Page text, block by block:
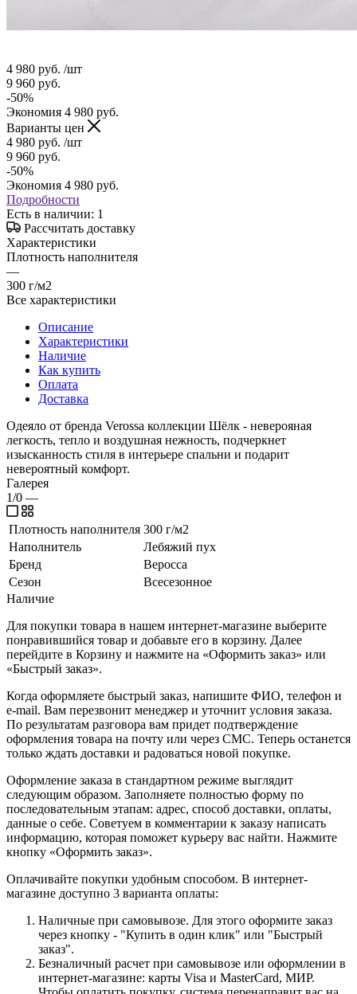
4 980 руб. /шт
9 960 руб.
-50%
Экономия 4 980 руб.
Варианты цен
4 980 руб. /шт
9 960 руб.
-50%
Экономия 4 980 руб.
Подробности
Есть в наличии: 1
Рассчитать доставку
Характеристики
Плотность наполнителя
—
300 г/м2
Все характеристики
Описание
Характеристики
Наличие
Как купить
Оплата
Доставка
Одеяло от бренда Verossa коллекции Шёлк - неверояная
легкость, тепло и воздушная нежность, подчеркнет
изысканность стиля в интерьере спальни и подарит
невероятный комфорт.
Галерея
1/0 —
Плотность наполнителя 300 г/м2
Наполнитель
Лебяжий пух
Бренд
Веросса
Сезон
Всесезонное
Наличие
Для покупки товара в нашем интернет-магазине выберите
понравившийся товар и добавьте его в корзину. Далее
перейдите в Корзину и нажмите на «Оформить заказ» или
«Быстрый заказ».
Когда оформляете быстрый заказ, напишите ФИО, телефон и
e-mail. Вам перезвонит менеджер и уточнит условия заказа.
По результатам разговора вам придет подтверждение
оформления товара на почту или через СМС. Теперь останется
только ждать доставки и радоваться новой покупке.
Оформление заказа в стандартном режиме выглядит
следующим образом. Заполняете полностью форму по
последовательным этапам: адрес, способ доставки, оплаты,
данные о себе. Советуем в комментарии к заказу написать
информацию, которая поможет курьеру вас найти. Нажмите
кнопку «Оформить заказ».
Оплачивайте покупки удобным способом. В интернет-
магазине доступно 3 варианта оплаты:
Наличные при самовывозе. Для этого оформите заказ
через кнопку - "Купить в один клик" или "Быстрый
заказ".
Безналичный расчет при самовывозе или оформлении в
интернет-магазине: карты Visa и MasterCard, МИР.